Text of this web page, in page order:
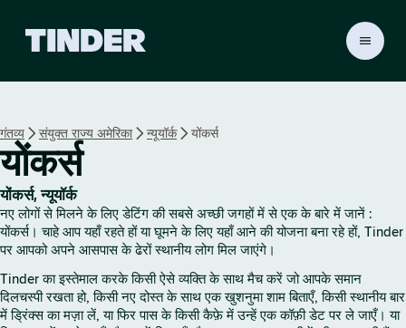
r
गंतव्य संयुक्त राज्य अमेरिका न्यूयॉर्क योंकर्स
योंकर्स
योंकर्स, न्यूयॉर्क
नए लोगों से मिलने के लिए डेटिंग की सबसे अच्छी जगहों में से एक के बारे में जानें :
योंकर्स। चाहे आप यहाँ रहते हों या घूमने के लिए यहाँ आने की योजना बना रहे हों, Tinder
पर आपको अपने आसपास के ढेरों स्थानीय लोग मिल जाएंगे।
Tinder का इस्तेमाल करके किसी ऐसे व्यक्ति के साथ मैच करें जो आपके समान
दिलचस्पी रखता हो, किसी नए दोस्त के साथ एक खुशनुमा शाम बिताएँ, किसी स्थानीय बार
में ड्रिंक्स का मज़ा लें, या फिर पास के किसी कैफ़े में उन्हें एक कॉफ़ी डेट पर ले जाएँ। या